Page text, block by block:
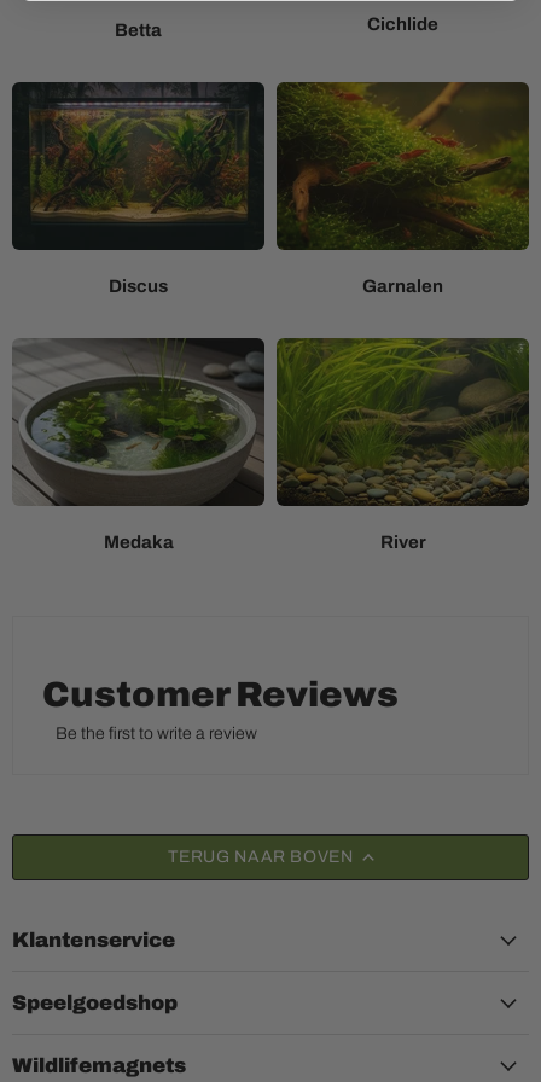
Betta Cichlide
Discus Garnalen
Medaka River
Customer Reviews
Be the first to write a review
TERUG NAAR BOVEN
Klantenservice
Speelgoedshop
Wildlifemagnets